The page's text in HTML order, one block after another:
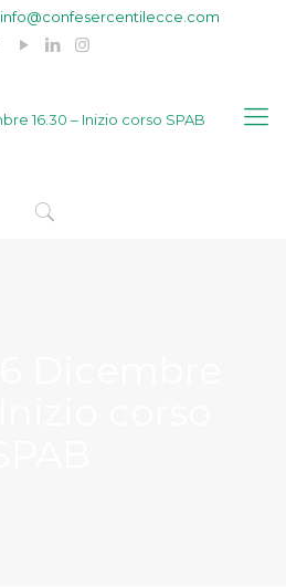
info@confesercentilecce.com